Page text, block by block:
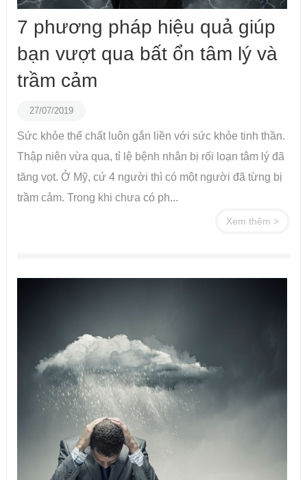
7 phương pháp hiệu quả giúp
bạn vượt qua bất ổn tâm lý và
trầm cảm
27/07/2019
Sức khỏe thể chất luôn gắn liền với sức khỏe tinh thần.
Thập niên vừa qua, tỉ lệ bệnh nhân bị rối loạn tâm lý đã
tăng vọt. Ở Mỹ, cứ 4 người thì có một người đã từng bị
trầm cảm. Trong khi chưa có ph...
Xem thêm >